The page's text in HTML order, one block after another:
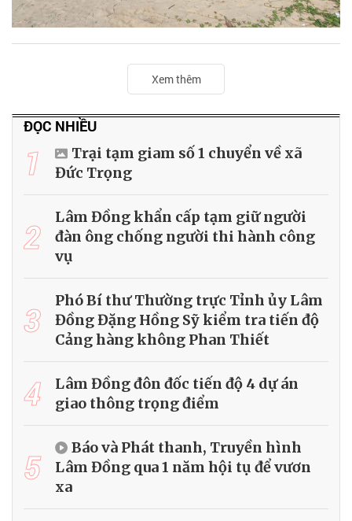
Xem thêm
ĐỌC NHIỀU
1
Trại tạm giam số 1 chuyển về xã
Đức Trọng
2
Lâm Đồng khẩn cấp tạm giữ người
đàn ông chống người thi hành công
vụ
3
Phó Bí thư Thường trực Tỉnh ủy Lâm
Đồng Đặng Hồng Sỹ kiểm tra tiến độ
Cảng hàng không Phan Thiết
4
Lâm Đồng đôn đốc tiến độ 4 dự án
giao thông trọng điểm
5
Báo và Phát thanh, Truyền hình
Lâm Đồng qua 1 năm hội tụ để vươn
xa